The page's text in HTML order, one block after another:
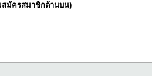
สมัครสมาชิกด้านบน)